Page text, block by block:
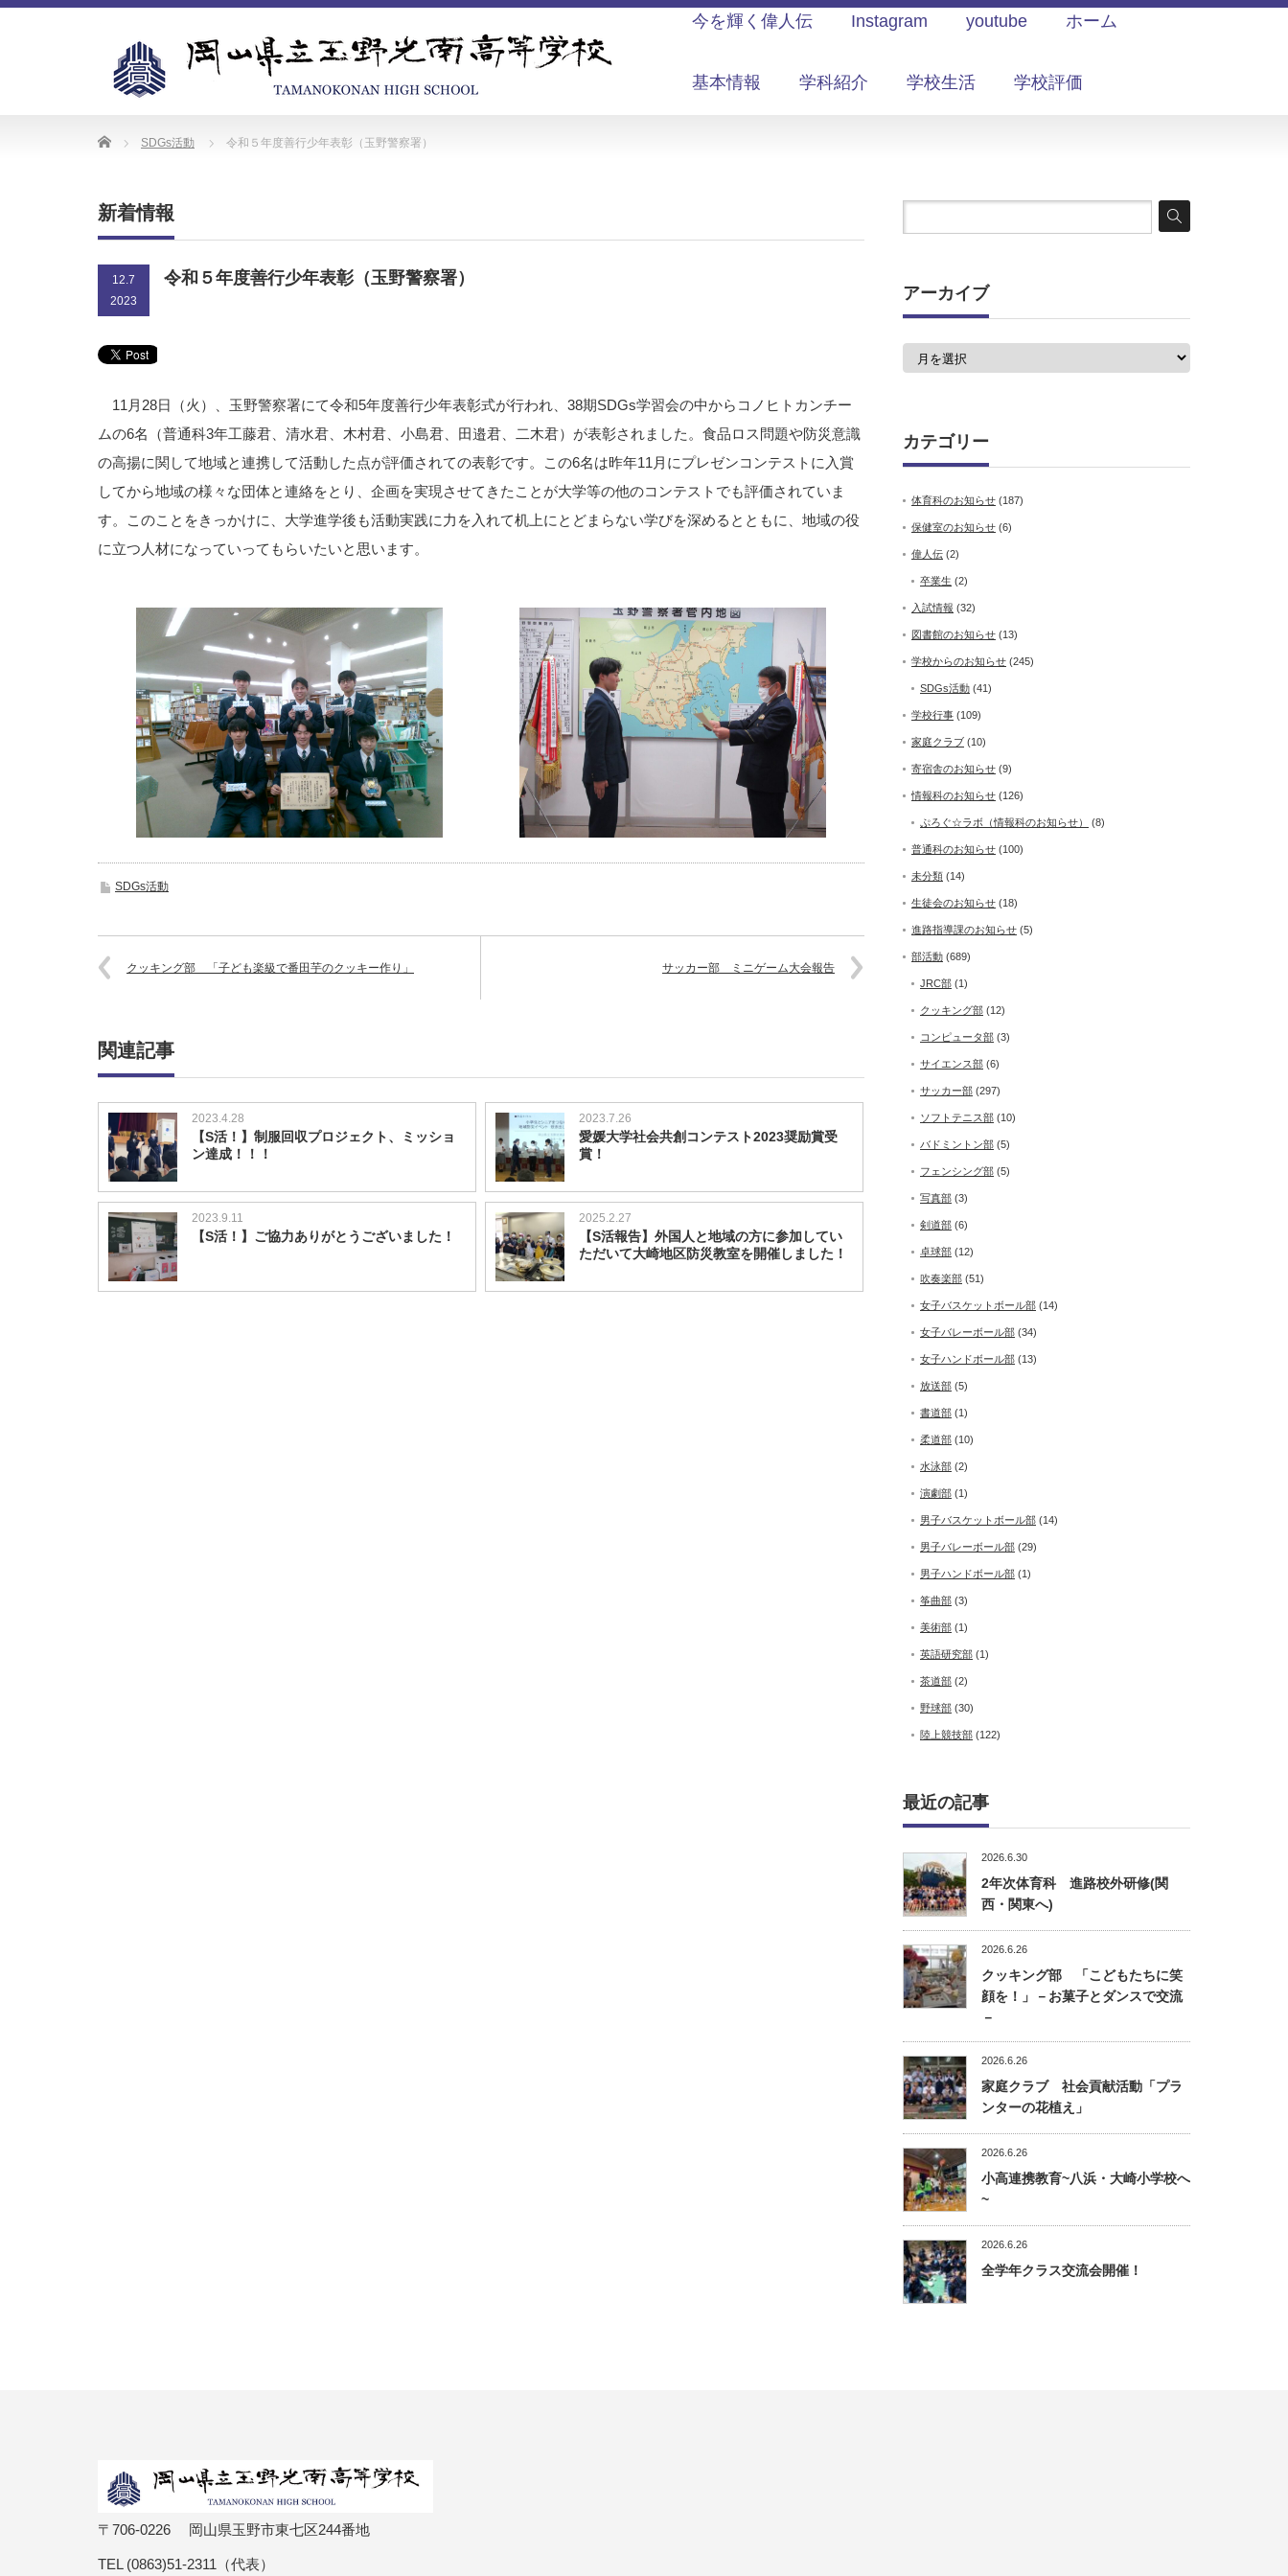
今を輝く偉人伝 Instagram youtube ホーム
基本情報 学科紹介 学校生活 学校評価
Home SDGs活動 令和５年度善行少年表彰（玉野警察署）
新着情報
12.7
2023
令和５年度善行少年表彰（玉野警察署）
11月28日（火）、玉野警察署にて令和5年度善行少年表彰式が行われ、38期SDGs学習会の中からコノヒトカンチー
ムの6名（普通科3年工藤君、清水君、木村君、小島君、田邉君、二木君）が表彰されました。食品ロス問題や防災意識
の高揚に関して地域と連携して活動した点が評価されての表彰です。この6名は昨年11月にプレゼンコンテストに入賞
してから地域の様々な団体と連絡をとり、企画を実現させてきたことが大学等の他のコンテストでも評価されていま
す。このことをきっかけに、大学進学後も活動実践に力を入れて机上にとどまらない学びを深めるとともに、地域の役
に立つ人材になっていってもらいたいと思います。
SDGs活動
クッキング部 「子ども楽級で番田芋のクッキー作り」 サッカー部 ミニゲーム大会報告
関連記事
2023.4.28
【S活！】制服回収プロジェクト、ミッショ
ン達成！！！
2023.7.26
愛媛大学社会共創コンテスト2023奨励賞受
賞！
2023.9.11
【S活！】ご協力ありがとうございました！
2025.2.27
【S活報告】外国人と地域の方に参加してい
ただいて大崎地区防災教室を開催しました！
アーカイブ
ア
カテゴリー
体育科のお知らせ (187)
保健室のお知らせ (6)
偉人伝 (2)
卒業生 (2)
入試情報 (32)
図書館のお知らせ (13)
学校からのお知らせ (245)
SDGs活動 (41)
学校行事 (109)
家庭クラブ (10)
寄宿舎のお知らせ (9)
情報科のお知らせ (126)
ぷろぐ☆ラボ（情報科のお知らせ） (8)
普通科のお知らせ (100)
未分類 (14)
生徒会のお知らせ (18)
進路指導課のお知らせ (5)
部活動 (689)
JRC部 (1)
クッキング部 (12)
コンピュータ部 (3)
サイエンス部 (6)
サッカー部 (297)
ソフトテニス部 (10)
バドミントン部 (5)
フェンシング部 (5)
写真部 (3)
剣道部 (6)
卓球部 (12)
吹奏楽部 (51)
女子バスケットボール部 (14)
女子バレーボール部 (34)
女子ハンドボール部 (13)
放送部 (5)
書道部 (1)
柔道部 (10)
水泳部 (2)
演劇部 (1)
男子バスケットボール部 (14)
男子バレーボール部 (29)
男子ハンドボール部 (1)
筝曲部 (3)
美術部 (1)
英語研究部 (1)
茶道部 (2)
野球部 (30)
陸上競技部 (122)
最近の記事
2026.6.30
2年次体育科 進路校外研修(関
西・関東へ)
2026.6.26
クッキング部 「こどもたちに笑
顔を！」－お菓子とダンスで交流
－
2026.6.26
家庭クラブ 社会貢献活動「プラ
ンターの花植え」
2026.6.26
小高連携教育~八浜・大崎小学校へ
~
2026.6.26
全学年クラス交流会開催！
〒706-0226 岡山県玉野市東七区244番地
TEL (0863)51-2311（代表）